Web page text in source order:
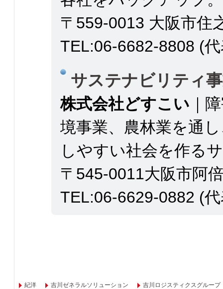
〒559-0013 大阪市住
TEL:06-6682-8808 (
サステナビリティ
株式会社どすこい ｜
境事業、農林業を通
しやすい社会を作る
〒545-0011大阪市阿
TEL:06-6629-0882 (
紀洋 吉川ゼネラルソリューション
吉川ロジスティクスグループ